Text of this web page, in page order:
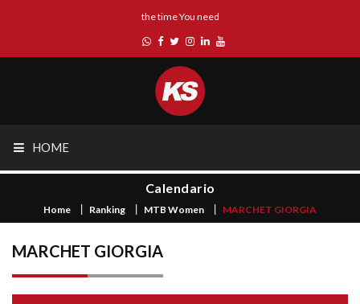
the time You need
HOME
Calendario
Home Ranking MTB Women MARCHET GIORGIA
MARCHET GIORGIA